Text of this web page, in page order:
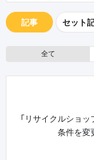
記事 セット
全て
「リサイクルショ
条件を変